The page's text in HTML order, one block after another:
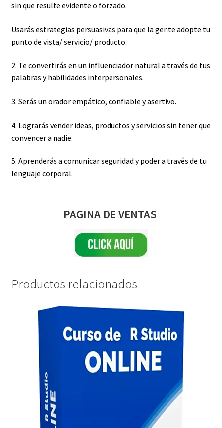
sin que resulte evidente o forzado.
Usarás estrategias persuasivas para que la gente adopte tu
punto de vista/ servicio/ producto.
2. Te convertirás en un influenciador natural a través de tus
palabras y habilidades interpersonales.
3. Serás un orador empático, confiable y asertivo.
4. Lograrás vender ideas, productos y servicios sin tener que
convencer a nadie.
5. Aprenderás a comunicar seguridad y poder a través de tu
lenguaje corporal.
PAGINA DE VENTAS
Productos relacionados